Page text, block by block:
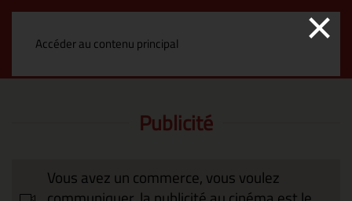
Accéder au contenu principal MENU
Publicité
Vous avez un commerce, vous voulez
×